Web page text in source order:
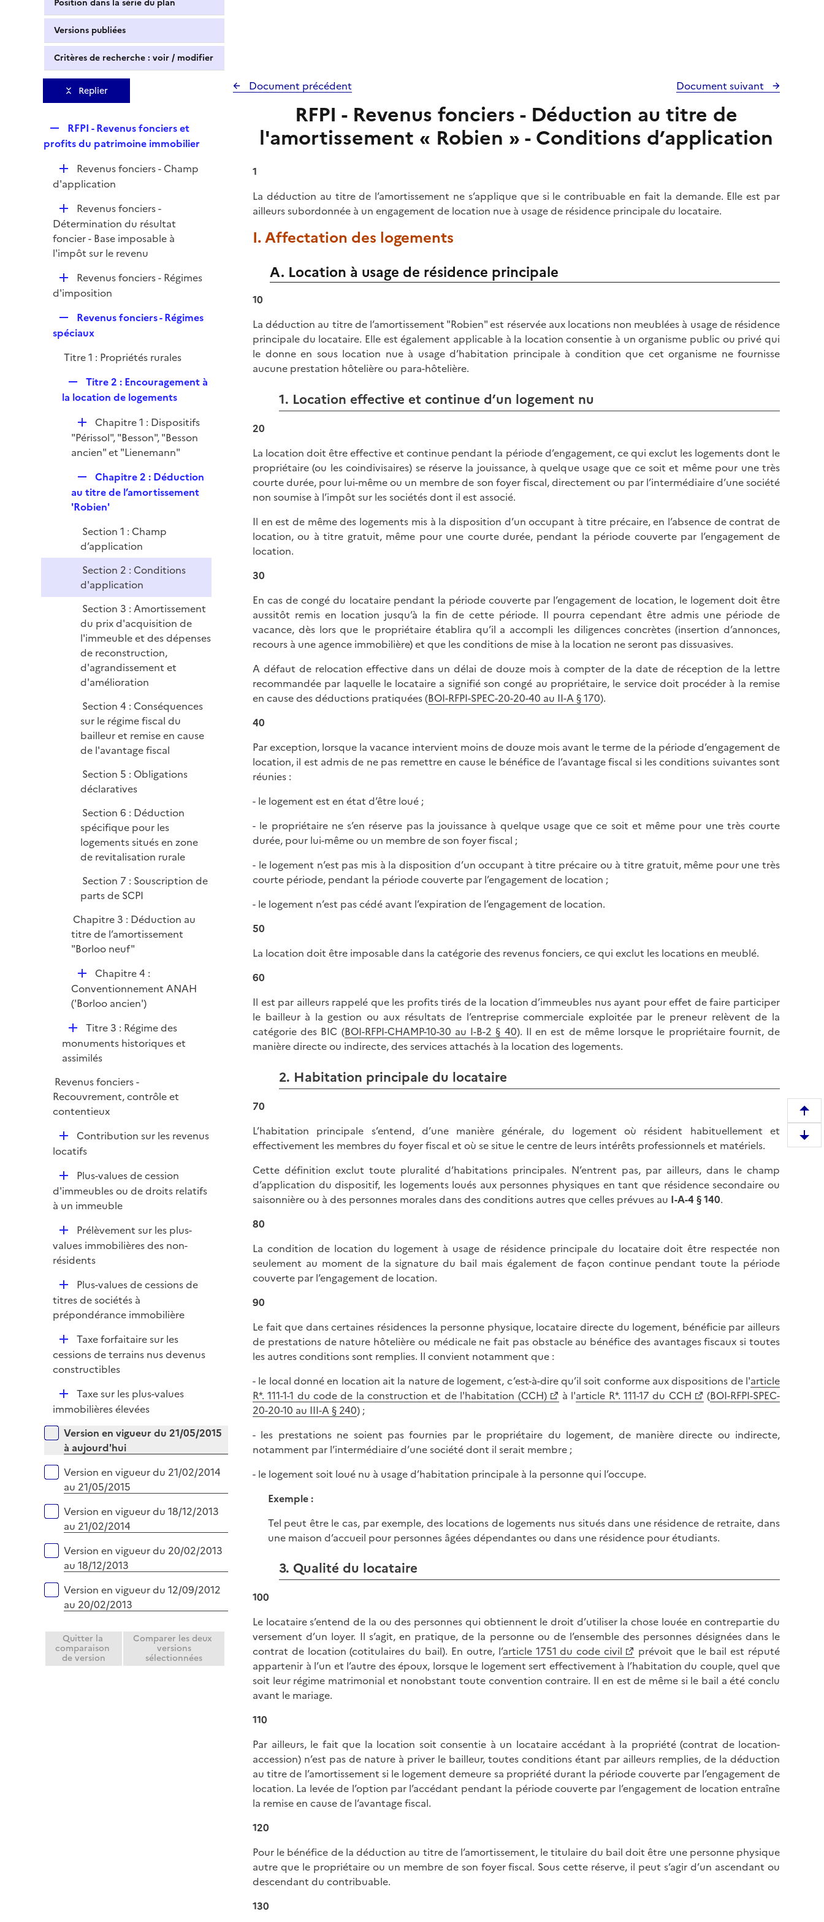
Position dans la série du plan
Versions publiées
Critères de recherche : voir / modifier
Replier
e
l
i
e
r
RFPI - Revenus fonciers et
profits du patrimoine immobilier
D
é
i
e
r
Revenus fonciers - Champ
d'application
D
é
p
l
r
Revenus fonciers -
Détermination du résultat
foncier - Base imposable à
l'impôt sur le revenu
D
é
i
e
r
Revenus fonciers - Régimes
d'imposition
e
l
e
r
Revenus fonciers - Régimes
spéciaux
Titre 1 : Propriétés rurales
e
l
i
e
Titre 2 : Encouragement à
la location de logements
D
é
p
e
r
Chapitre 1 : Dispositifs
"Périssol", "Besson", "Besson
ancien" et "Lienemann"
e
p
i
e
Chapitre 2 : Déduction
au titre de l’amortissement
'Robien'
Section 1 : Champ
d’application
Section 2 : Conditions
d'application
Section 3 : Amortissement
du prix d'acquisition de
l'immeuble et des dépenses
de reconstruction,
d'agrandissement et
d'amélioration
Section 4 : Conséquences
sur le régime fiscal du
bailleur et remise en cause
de l'avantage fiscal
Section 5 : Obligations
déclaratives
Section 6 : Déduction
spécifique pour les
logements situés en zone
de revitalisation rurale
Section 7 : Souscription de
parts de SCPI
Chapitre 3 : Déduction au
titre de l’amortissement
"Borloo neuf"
D
é
p
i
e
r
Chapitre 4 :
Conventionnement ANAH
('Borloo ancien')
D
é
p
i
e
r
Titre 3 : Régime des
monuments historiques et
assimilés
Revenus fonciers -
Recouvrement, contrôle et
contentieux
D
é
i
e
Contribution sur les revenus
locatifs
D
é
p
e
r
Plus-values de cession
d'immeubles ou de droits relatifs
à un immeuble
D
é
p
e
r
Prélèvement sur les plus-
values immobilières des non-
résidents
D
é
p
e
r
Plus-values de cessions de
titres de sociétés à
prépondérance immobilière
D
é
p
e
r
Taxe forfaitaire sur les
cessions de terrains nus devenus
constructibles
D
é
l
i
e
Taxe sur les plus-values
immobilières élevées
Versions sur la période
Version en vigueur du 21/05/2015
à aujourd'hui
Version en vigueur du 21/02/2014
au 21/05/2015
Version en vigueur du 18/12/2013
au 21/02/2014
Version en vigueur du 20/02/2013
au 18/12/2013
Version en vigueur du 12/09/2012
au 20/02/2013
Quitter la
comparaison
de version
Comparer les deux
versions
sélectionnées
Document précédent Document suivant
RFPI - Revenus fonciers - Déduction au titre de
l'amortissement « Robien » - Conditions d’application
1
La déduction au titre de l’amortissement ne s’applique que si le contribuable en fait la demande. Elle est par
ailleurs subordonnée à un engagement de location nue à usage de résidence principale du locataire.
I. Affectation des logements
A. Location à usage de résidence principale
10
La déduction au titre de l’amortissement "Robien" est réservée aux locations non meublées à usage de résidence
principale du locataire. Elle est également applicable à la location consentie à un organisme public ou privé qui
le donne en sous location nue à usage d’habitation principale à condition que cet organisme ne fournisse
aucune prestation hôtelière ou para-hôtelière.
1. Location effective et continue d’un logement nu
20
La location doit être effective et continue pendant la période d’engagement, ce qui exclut les logements dont le
propriétaire (ou les coindivisaires) se réserve la jouissance, à quelque usage que ce soit et même pour une très
courte durée, pour lui-même ou un membre de son foyer fiscal, directement ou par l’intermédiaire d’une société
non soumise à l’impôt sur les sociétés dont il est associé.
Il en est de même des logements mis à la disposition d’un occupant à titre précaire, en l’absence de contrat de
location, ou à titre gratuit, même pour une courte durée, pendant la période couverte par l’engagement de
location.
30
En cas de congé du locataire pendant la période couverte par l’engagement de location, le logement doit être
aussitôt remis en location jusqu’à la fin de cette période. Il pourra cependant être admis une période de
vacance, dès lors que le propriétaire établira qu’il a accompli les diligences concrètes (insertion d’annonces,
recours à une agence immobilière) et que les conditions de mise à la location ne seront pas dissuasives.
A défaut de relocation effective dans un délai de douze mois à compter de la date de réception de la lettre
recommandée par laquelle le locataire a signifié son congé au propriétaire, le service doit procéder à la remise
en cause des déductions pratiquées (BOI-RFPI-SPEC-20-20-40 au II-A § 170).
40
Par exception, lorsque la vacance intervient moins de douze mois avant le terme de la période d’engagement de
location, il est admis de ne pas remettre en cause le bénéfice de l’avantage fiscal si les conditions suivantes sont
réunies :
- le logement est en état d’être loué ;
- le propriétaire ne s’en réserve pas la jouissance à quelque usage que ce soit et même pour une très courte
durée, pour lui-même ou un membre de son foyer fiscal ;
- le logement n’est pas mis à la disposition d’un occupant à titre précaire ou à titre gratuit, même pour une très
courte période, pendant la période couverte par l’engagement de location ;
- le logement n’est pas cédé avant l’expiration de l’engagement de location.
50
La location doit être imposable dans la catégorie des revenus fonciers, ce qui exclut les locations en meublé.
60
Il est par ailleurs rappelé que les profits tirés de la location d’immeubles nus ayant pour effet de faire participer
le bailleur à la gestion ou aux résultats de l’entreprise commerciale exploitée par le preneur relèvent de la
catégorie des BIC (BOI-RFPI-CHAMP-10-30 au I-B-2 § 40). Il en est de même lorsque le propriétaire fournit, de
manière directe ou indirecte, des services attachés à la location des logements.
2. Habitation principale du locataire
70
L’habitation principale s’entend, d’une manière générale, du logement où résident habituellement et
effectivement les membres du foyer fiscal et où se situe le centre de leurs intérêts professionnels et matériels.
Cette définition exclut toute pluralité d’habitations principales. N’entrent pas, par ailleurs, dans le champ
d’application du dispositif, les logements loués aux personnes physiques en tant que résidence secondaire ou
saisonnière ou à des personnes morales dans des conditions autres que celles prévues au I-A-4 § 140.
80
La condition de location du logement à usage de résidence principale du locataire doit être respectée non
seulement au moment de la signature du bail mais également de façon continue pendant toute la période
couverte par l’engagement de location.
90
Le fait que dans certaines résidences la personne physique, locataire directe du logement, bénéficie par ailleurs
de prestations de nature hôtelière ou médicale ne fait pas obstacle au bénéfice des avantages fiscaux si toutes
les autres conditions sont remplies. Il convient notamment que :
- le local donné en location ait la nature de logement, c’est-à-dire qu’il soit conforme aux dispositions de l'article
R*. 111-1-1 du code de la construction et de l'habitation (CCH)
à l'article R*. 111-17 du CCH (BOI-RFPI-SPEC-
20-20-10 au III-A § 240) ;
- les prestations ne soient pas fournies par le propriétaire du logement, de manière directe ou indirecte,
notamment par l’intermédiaire d’une société dont il serait membre ;
- le logement soit loué nu à usage d’habitation principale à la personne qui l’occupe.
Exemple :
Tel peut être le cas, par exemple, des locations de logements nus situés dans une résidence de retraite, dans
une maison d’accueil pour personnes âgées dépendantes ou dans une résidence pour étudiants.
3. Qualité du locataire
100
Le locataire s’entend de la ou des personnes qui obtiennent le droit d’utiliser la chose louée en contrepartie du
versement d’un loyer. Il s’agit, en pratique, de la personne ou de l’ensemble des personnes désignées dans le
contrat de location (cotitulaires du bail). En outre, l’article 1751 du code civil
prévoit que le bail est réputé
appartenir à l’un et l’autre des époux, lorsque le logement sert effectivement à l’habitation du couple, quel que
soit leur régime matrimonial et nonobstant toute convention contraire. Il en est de même si le bail a été conclu
avant le mariage.
110
Par ailleurs, le fait que la location soit consentie à un locataire accédant à la propriété (contrat de location-
accession) n’est pas de nature à priver le bailleur, toutes conditions étant par ailleurs remplies, de la déduction
au titre de l’amortissement si le logement demeure sa propriété durant la période couverte par l’engagement de
location. La levée de l’option par l’accédant pendant la période couverte par l’engagement de location entraîne
la remise en cause de l’avantage fiscal.
120
Pour le bénéfice de la déduction au titre de l’amortissement, le titulaire du bail doit être une personne physique
autre que le propriétaire ou un membre de son foyer fiscal. Sous cette réserve, il peut s’agir d’un ascendant ou
descendant du contribuable.
130
e
m
D